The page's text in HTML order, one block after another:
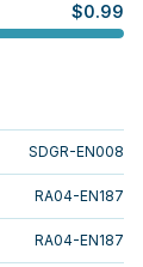
$0.99
SDGR-EN008
RA04-EN187
RA04-EN187